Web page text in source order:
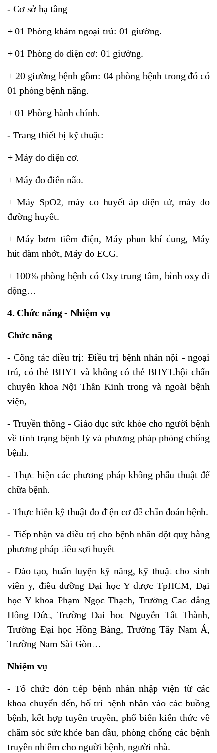
- Cơ sở hạ tầng
+ 01 Phòng khám ngoại trú: 01 giường.
+ 01 Phòng đo điện cơ: 01 giường.
+ 20giường bệnh gồm: 04phòng bệnh trong đó có
01 phòng bệnh nặng.
+ 01 Phòng hành chính.
- Trang thiết bị kỹ thuật:
+ Máy đo điện cơ.
+ Máy đo điện não.
+ Máy SpO2, máy đo huyết áp điện tử, máy đo
đường huyết.
+ Máy bơm tiêm điện, Máy phun khí dung, Máy
hút đàm nhớt, Máy đo ECG.
+ 100% phòng bệnh có Oxy trung tâm, bình oxy di
động…
4. Chức năng - Nhiệm vụ
Chức năng
- Công tác điều trị: Điều trị bệnh nhân nội - ngoại
trú, có thẻ BHYT và không có thẻ BHYT.hội chẩn
chuyên khoa Nội Thần Kinh trong và ngoài bệnh
viện,
- Truyền thông - Giáo dục sức khỏe cho người bệnh
về tình trạng bệnh lý và phương pháp phòng chống
bệnh.
- Thực hiện các phương pháp không phẫu thuật để
chữa bệnh.
- Thực hiện kỹ thuật đo điện cơ để chẩn đoán bệnh.
- Tiếp nhận và điều trị cho bệnh nhân đột quỵ bằng
phương pháp tiêu sợi huyết
- Đào tạo, huấn luyện kỹ năng, kỹ thuật cho sinh
viên y, điều dưỡng Đại học Y dược TpHCM, Đại
học Y khoa Phạm Ngọc Thạch, Trường Cao đẳng
Hồng Đức, Trường Đại học Nguyễn Tất Thành,
Trường Đại học Hồng Bàng, Trường Tây Nam Á,
Trường Nam Sài Gòn…
Nhiệm vụ
- Tổ chức đón tiếp bệnh nhân nhập viện từ các
khoa chuyển đến, bố trí bệnh nhân vào các buồng
bệnh, kết hợp tuyên truyền, phổ biến kiến thức về
chăm sóc sức khỏe ban đầu, phòng chống các bệnh
truyền nhiễm cho người bệnh, người nhà.